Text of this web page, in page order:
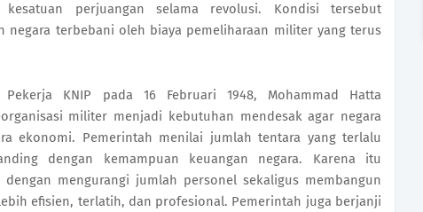
perjuangan selama revolusi. Kondisi tersebut
negara terbebani oleh biaya pemeliharaan militer yang terus
KNIP pada 16 Februari 1948, Mohammad Hatta
militer menjadi kebutuhan mendesak agar negara
ekonomi. Pemerintah menilai jumlah tentara yang terlalu
dengan kemampuan keuangan negara. Karena itu
dengan mengurangi jumlah personel sekaligus membangun
efisien, terlatih, dan profesional. Pemerintah juga berjanji